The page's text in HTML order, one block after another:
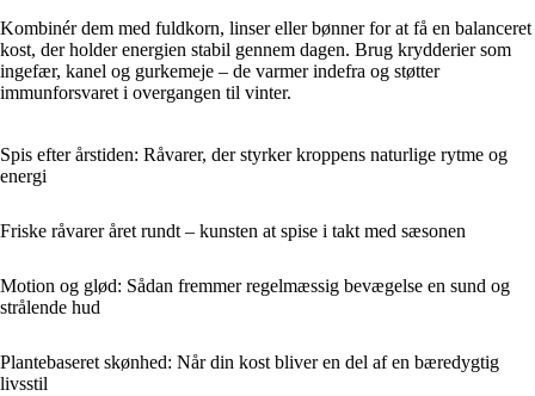
Kombinér dem med fuldkorn, linser eller bønner for at få en balanceret
kost, der holder energien stabil gennem dagen. Brug krydderier som
ingefær, kanel og gurkemeje – de varmer indefra og støtter
immunforsvaret i overgangen til vinter.
Spis efter årstiden: Råvarer, der styrker kroppens naturlige rytme og
energi
Friske råvarer året rundt – kunsten at spise i takt med sæsonen
Motion og glød: Sådan fremmer regelmæssig bevægelse en sund og
strålende hud
Plantebaseret skønhed: Når din kost bliver en del af en bæredygtig
livsstil